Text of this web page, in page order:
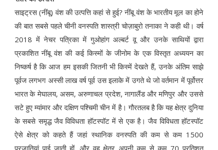
साइट्रस (नींबू) वंश की उत्पत्ति कहां से हुई? नींबू वंश के भारतीय मूल का होने
की बात सबसे पहले चीनी वनस्पति शास्त्री चोज़ाबुरो तनाका ने कही थी। वर्ष
2018 में नेचर पत्रिका में गुओहांग अल्बर्ट वू और उनके साथियों द्वारा
प्रकाशित नींबू वंश की कई किस्मों के जीनोम के एक विस्तृत अध्ययन का
निष्कर्ष है कि आज हम इसकी जितनी भी किस्में देखते हैं, उनके अंतिम साझे
पूर्वज लगभग अस्सी लाख वर्ष पूर्व उस इलाके में उगते थे जो वर्तमान में पूर्वोत्तर
भारत के मेघालय, असम, अरुणाचल प्रदेश, नागालैंड और मणिपुर और उससे
सटे हुए म्यांमार और दक्षिण पश्चिमी चीन में है। गौरतलब है कि यह क्षेत्र दुनिया
के सबसे समृद्ध जैव विविधता हॉटस्पॉट में से एक है। जैव विविधता हॉटस्पॉट
ऐसे क्षेत्र को कहते हैं जहां स्थानिक वनस्पति की कम से कम 1500